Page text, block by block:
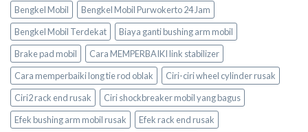
Bengkel Mobil
Bengkel Mobil Purwokerto 24 Jam
Bengkel Mobil Terdekat
Biaya ganti bushing arm mobil
Brake pad mobil
Cara MEMPERBAIKI link stabilizer
Cara memperbaiki long tie rod oblak
Ciri-ciri wheel cylinder rusak
Ciri2 rack end rusak
Ciri shockbreaker mobil yang bagus
Efek bushing arm mobil rusak
Efek rack end rusak